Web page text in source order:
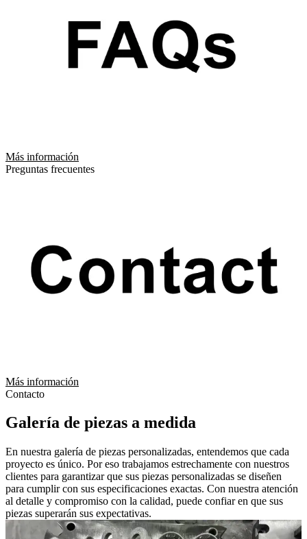
Más información
Preguntas frecuentes
Más información
Contacto
Galería de piezas a medida
En nuestra galería de piezas personalizadas, entendemos que cada
proyecto es único. Por eso trabajamos estrechamente con nuestros
clientes para garantizar que sus piezas personalizadas se diseñen
para cumplir con sus especificaciones exactas. Con nuestra atención
al detalle y compromiso con la calidad, puede confiar en que sus
piezas superarán sus expectativas.